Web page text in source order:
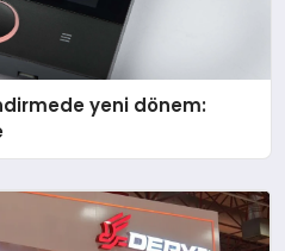
yeni dönem: